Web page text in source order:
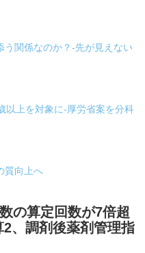
関係なのか？-先が見えない
以上を対象に-厚労省案を分科
質向上へ
の算定回数が7倍超
、調剤後薬剤管理指